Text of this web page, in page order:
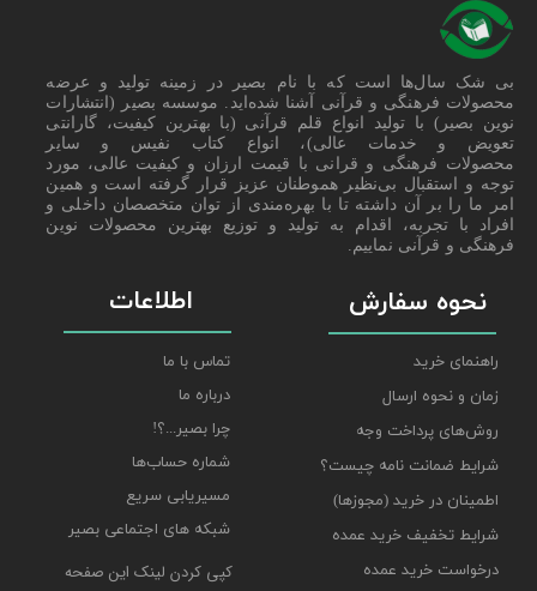
نحوه سفارش
راهنمای خرید
زمان و نحوه ارسال
روش‌های پرداخت وجه
شرایط ضمانت نامه چیست؟
اطمینان در خرید (مجوزها)
شرایط تخفیف خرید عمده
درخواست خرید عمده
اطلاعات
تماس با ما
درباره ما
چرا بصیر...؟!
شماره حساب‌ها
مسیریابی سریع
شبکه های اجتماعی بصیر
بی شک سال‌ها است که با نام بصیر در زمینه تولید و عرضه
محصولات فرهنگی و قرآنی آشنا شده‌اید. موسسه بصیر (انتشارات
نوین بصیر) با تولید انواع قلم قرآنی (با بهترین کیفیت، گارانتی
تعویض و خدمات عالی)، انواع کتاب نفیس و سایر
محصولات فرهنگی و قرانی با قیمت ارزان و کیفیت عالی، مورد
توجه و استقبال بی‌نظیر هموطنان عزیز قرار گرفته است و همین
امر ما را بر آن داشته تا با بهره‌مندی از توان متخصصان داخلی و
افراد با تجربه، اقدام به تولید و توزیع بهترین محصولات نوین
فرهنگی و قرآنی نماییم.
کپی کردن لینک این صفحه